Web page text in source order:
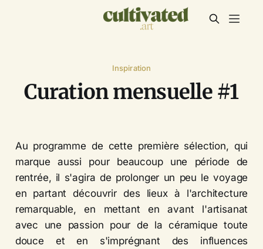
Inspiration
Curation mensuelle #1
Au programme de cette première sélection, qui
marque aussi pour beaucoup une période de
rentrée, il s'agira de prolonger un peu le voyage
en partant découvrir des lieux à l'architecture
remarquable, en mettant en avant l'artisanat
avec une passion pour de la céramique toute
douce et en s'imprégnant des influences